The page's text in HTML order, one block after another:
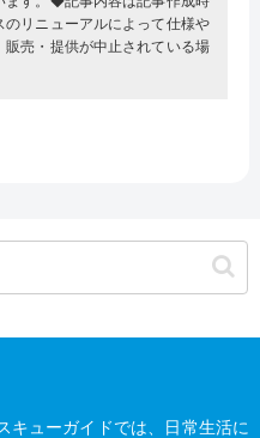
リニューアルによって仕様や
売・提供が中止されている場
キューガイドでは、日常生活に